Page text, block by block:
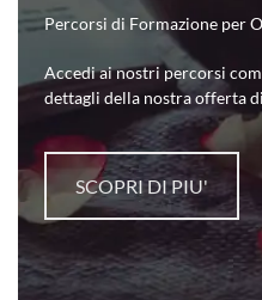
Percorsi di Formazione per
Accedi ai nostri percorsi
dettagli della nostra offerta
SCOPRI DI PIU'